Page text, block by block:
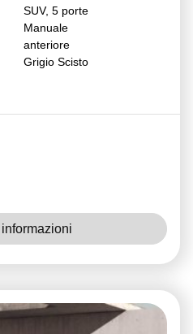
SUV, 5 porte
Manuale
anteriore
Grigio Scisto